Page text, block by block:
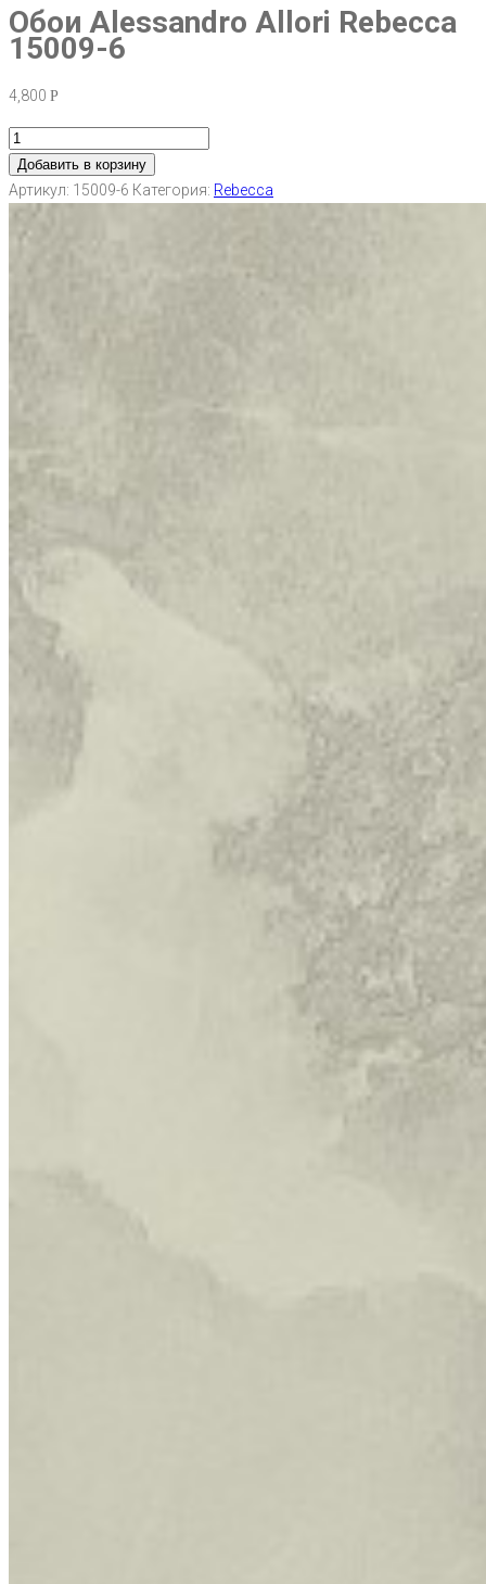
Обои Alessandro Allori Rebecca
15009-6
4,800 Р
Добавить в корзину
Артикул: 15009-6 Категория: Rebecca